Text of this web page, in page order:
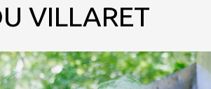
VILLARET